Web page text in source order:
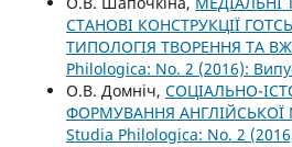
СТАНОВІ КОНСТРУКЦІЇ
ТИПОЛОГІЯ ТВОРЕННЯ ТА
Philologica: No. 2 (2016):
О.В. Домніч, СОЦІАЛЬНО-
ФОРМУВАННЯ АНГЛІЙСЬКОЇ
Studia Philologica: No. 2